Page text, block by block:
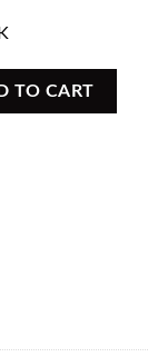
quantity
TO CART